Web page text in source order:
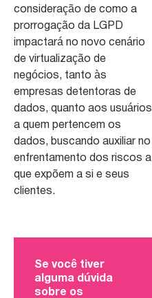
consideração de como a
prorrogação da LGPD
impactará no novo cenário
de virtualização de
negócios, tanto às
empresas detentoras de
dados, quanto aos usuários
a quem pertencem os
dados, buscando auxiliar no
enfrentamento dos riscos a
que expõem a si e seus
clientes.
Se você tiver
alguma dúvida
sobre os